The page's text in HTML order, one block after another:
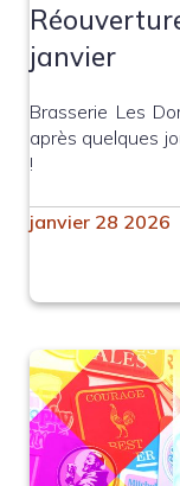
janvier
Brasserie Les
après quelques
!
janvier 28 2026